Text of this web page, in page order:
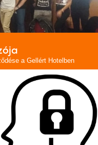
a Gellért Hotelben